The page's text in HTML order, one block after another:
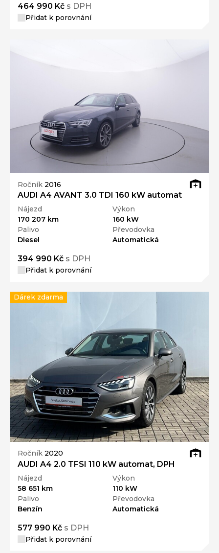
464 990 Kč s DPH
Přidat k porovnání
Ročník 2016
AUDI A4 AVANT 3.0 TDI 160 kW automat
Nájezd
170 207 km
Výkon
160 kW
Palivo
Diesel
Převodovka
Automatická
394 990 Kč s DPH
Přidat k porovnání
Ročník 2020
AUDI A4 2.0 TFSI 110 kW automat, DPH
Nájezd
58 651 km
Výkon
110 kW
Palivo
Benzín
Převodovka
Automatická
577 990 Kč s DPH
Přidat k porovnání
Dárek zdarma